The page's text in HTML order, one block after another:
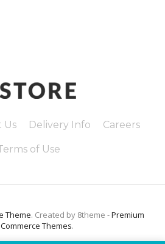
Us Delivery Info Careers
of Use
Theme. Created by 8theme -Premium
Themes.